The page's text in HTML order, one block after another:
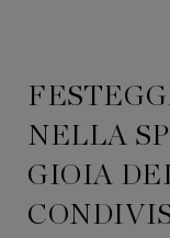
NELLA
GIOIA